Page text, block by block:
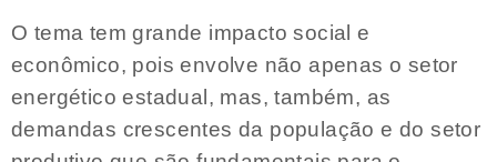
O tema tem grande impacto social e
econômico, pois envolve não apenas o setor
energético estadual, mas, também, as
demandas crescentes da população e do setor